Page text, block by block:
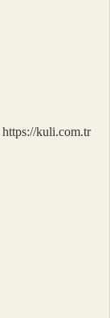
https://kuli.com.tr